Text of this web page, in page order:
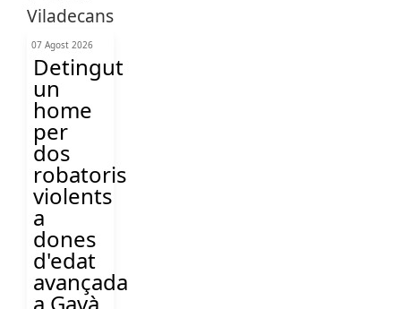
07 Agost 2026
Detingut
un
home
per
dos
robatoris
violents
a
dones
d'edat
avançada